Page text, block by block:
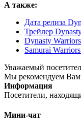
А также:
Дата релиза
Трейлер
Dynasty
Samurai
Уважаемый
Мы рекомендуем Вам
Информация
Посетители,
Мини-чат